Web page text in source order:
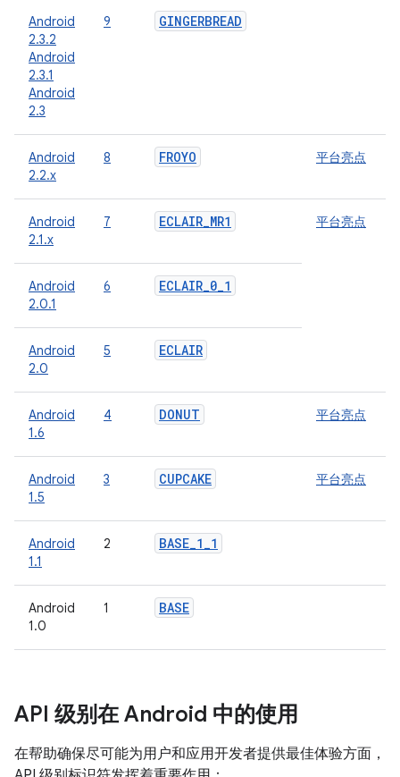
Android
2.3.2
Android
2.3.1
Android
2.3
9 GINGERBREAD
Android
2.2.x
8 FROYO 平台亮点
Android
2.1.x
7 ECLAIR_MR1 平台亮点
Android
2.0.1
6 ECLAIR_0_1
Android
2.0
5 ECLAIR
Android
1.6
4 DONUT 平台亮点
Android
1.5
3 CUPCAKE 平台亮点
Android
1.1
2 BASE_1_1
Android
1.0
1 BASE
API 级别在 Android 中的使用
在帮助确保尽可能为用户和应用开发者提供最佳体验方面，